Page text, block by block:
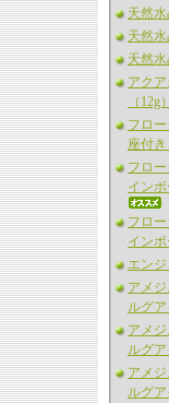
天然水
天然
天然水
アク
（12g）
フロ
座付き
フロ
インボ
フロ
インボ
エンジ
アメ
ルグア
アメ
ルグア
アメ
ルグ